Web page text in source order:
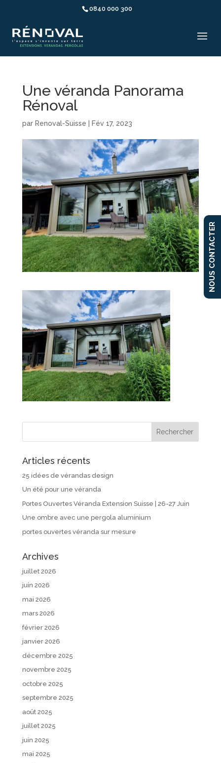
0840 000 300
Une véranda Panorama
Rénoval
par Renoval-Suisse Fév 17, 2023
Articles récents
25 idées de vérandas design
Un été pour une véranda
Portes Ouvertes Véranda Extension Suisse | 26-27 Juin
Une ombre avec une pergola aluminium
portes ouvertes véranda sur mesure
Archives
juillet 2026
juin 2026
mai 2026
mars 2026
février 2026
janvier 2026
décembre 2025
novembre 2025
octobre 2025
septembre 2025
août 2025
juillet 2025
juin 2025
mai 2025
NOUS CONTACTER